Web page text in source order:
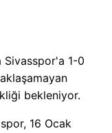
Sivasspor'a 1-0
bekleniyor.
16 Ocak